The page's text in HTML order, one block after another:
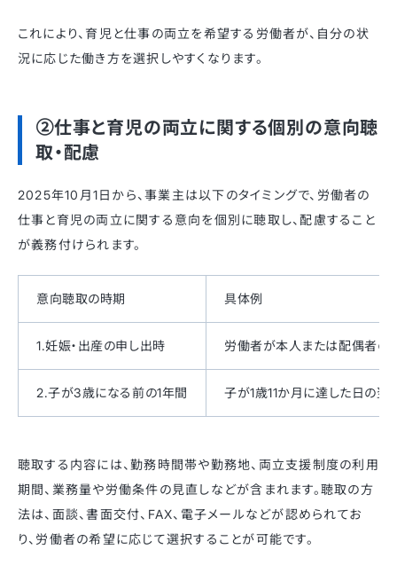
これにより、育児と仕事の両立を希望する労働者が、自分の状
況に応じた働き方を選択しやすくなります。​
②仕事と育児の両立に関する個別の意向聴
取・配慮
2025年10月1日から、事業主は以下のタイミングで、労働者の
仕事と育児の両立に関する意向を個別に聴取し、配慮すること
が義務付けられます。​
意向聴取の時期 具体例
1.妊娠・出産の申し出時 労働者が本人または配偶者の
2.子が3歳になる前の1年間 子が1歳11か月に達した日の翌
聴取する内容には、勤務時間帯や勤務地、両立支援制度の利用
期間、業務量や労働条件の見直しなどが含まれます。聴取の方
法は、面談、書面交付、FAX、電子メールなどが認められてお
り、労働者の希望に応じて選択することが可能です。​